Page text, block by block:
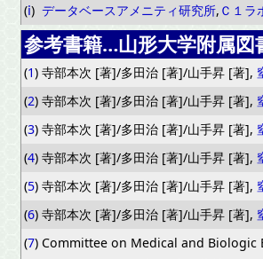
(ⅰ) データベースアメニティ研究所, Ｃ１ラ
参考書籍…山形大学附属図
(1) 寺部本次 [著]/多田治 [著]/山手昇 [著],
(2) 寺部本次 [著]/多田治 [著]/山手昇 [著],
(3) 寺部本次 [著]/多田治 [著]/山手昇 [著],
(4) 寺部本次 [著]/多田治 [著]/山手昇 [著],
(5) 寺部本次 [著]/多田治 [著]/山手昇 [著],
(6) 寺部本次 [著]/多田治 [著]/山手昇 [著],
(7) Committee on Medical and